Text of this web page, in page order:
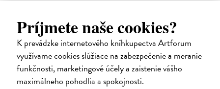
Príjmete naše cookies?
K prevádzke internetového kníhkupectva Artforum
využívame cookies slúžiace na zabezpečenie a meranie
funkčnosti, marketingové účely a zaistenie vášho
maximálneho pohodlia a spokojnosti.
nášho jazyka.“ Adam Berka, vydavateľ Blahoslav Hečko (*1915 Suchá
nad Parnou – †2002 Bratislava) je jedny´m z najvy´znamnejších
slovensky´ch,…
Na sklade
25,00 €